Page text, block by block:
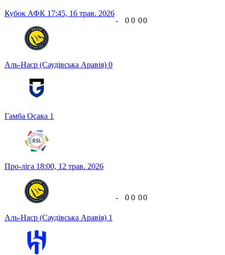
Кубок АФК 17:45, 16 трав. 2026
Аль-Наср (Саудівська Аравія) 0
Гамба Осака 1
- 0 0 00
Про-ліга 18:00, 12 трав. 2026
Аль-Наср (Саудівська Аравія) 1
- 0 0 00